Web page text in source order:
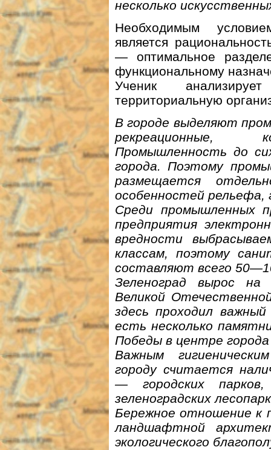
несколько
Необходимым
является
— оптимальное
функциональному
Ученик
территориальную
В городе выделяют
рекреационные,
Промышленность до
города. Поэтому
размещается
особенностей рельефа,
Среди промышленных
предприятия
вредности
классам, поэтому
составляют всего
Зеленоград вырос
Великой
здесь проходил
есть несколько
Победы в центре
Важным
городу считается
— городских парков,
зеленоградских
Бережное отношение к
ландшафтной
экологического